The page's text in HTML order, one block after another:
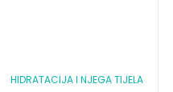
HIDRATACIJA I NJEGA TIJELA